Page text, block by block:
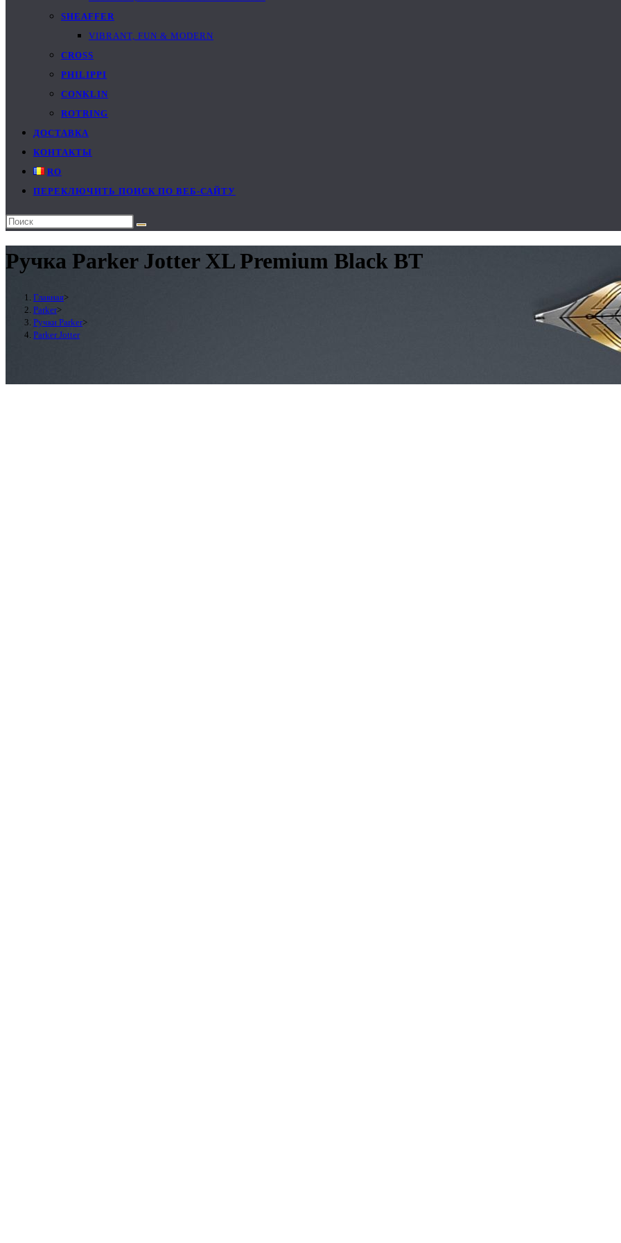
SHEAFFER
VIBRANT, FUN & MODERN
CROSS
PHILIPPI
CONKLIN
ROTRING
ДОСТАВКА
КОНТАКТЫ
RO
ПЕРЕКЛЮЧИТЬ ПОИСК ПО ВЕБ-САЙТУ
Ручка Parker Jotter XL Premium Black BT
Главная>
Parker>
Ручки Parker>
Parker Jotter